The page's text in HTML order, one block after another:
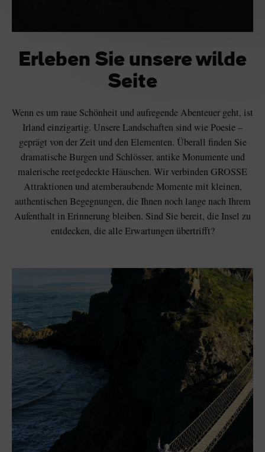
Erleben Sie unsere wilde
Seite
Wenn es um raue Schönheit und aufregende Abenteuer geht, ist
Irland einzigartig. Unsere Landschaften sind wie Poesie –
geprägt von der Zeit und den Elementen. Überall finden Sie
dramatische Burgen und Schlösser, antike Monumente und
malerische reetgedeckte Häuschen. Wir verbinden GROSSE
Attraktionen und atemberaubende Momente mit kleinen,
authentischen Begegnungen, die Ihnen noch lange nach Ihrem
Aufenthalt in Erinnerung bleiben. Sind Sie bereit, die Insel zu
entdecken, die alle Erwartungen übertrifft?